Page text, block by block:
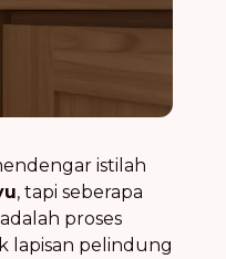
istilah
, tapi seberapa
proses
lapisan pelindung